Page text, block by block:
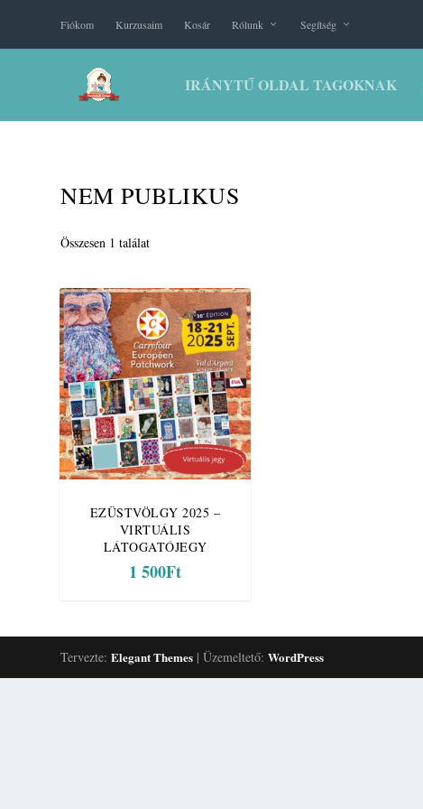
Fiókom Kurzusaim Kosár Rólunk Segítség
IRÁNYTŰ OLDAL TAGOKNAK
NEM PUBLIKUS
Összesen 1 találat
EZÜSTVÖLGY 2025 –
VIRTUÁLIS
LÁTOGATÓJEGY
1 500Ft
Tervezte:Elegant Themes | Üzemeltető:WordPress